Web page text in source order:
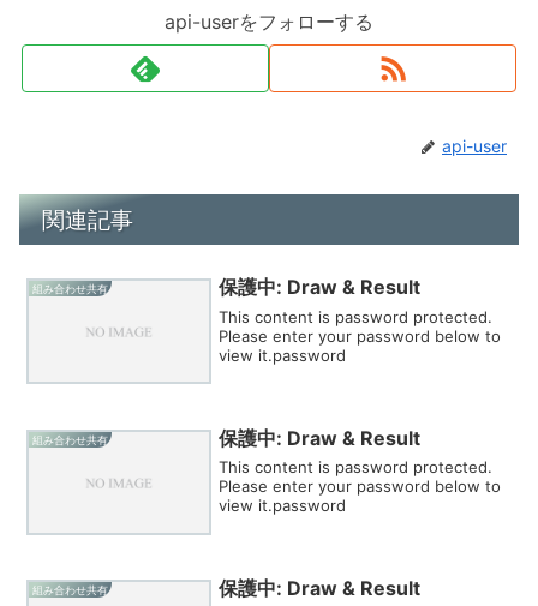
api-userをフォローする
api-user
関連記事
組み合わせ共有 保護中: Draw & Result
This content is password protected.
Please enter your password below to
view it.password
組み合わせ共有 保護中: Draw & Result
This content is password protected.
Please enter your password below to
view it.password
組み合わせ共有 保護中: Draw & Result